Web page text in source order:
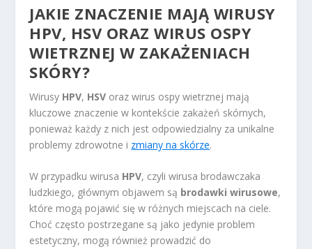
JAKIE ZNACZENIE MAJĄ WIRUSY
HPV, HSV ORAZ WIRUS OSPY
WIETRZNEJ W ZAKAŻENIACH
SKÓRY?
Wirusy HPV, HSV oraz wirus ospy wietrznej mają
kluczowe znaczenie w kontekście zakażeń skórnych,
ponieważ każdy z nich jest odpowiedzialny za unikalne
problemy zdrowotne i zmiany na skórze.
W przypadku wirusa HPV, czyli wirusa brodawczaka
ludzkiego, głównym objawem są brodawki wirusowe,
które mogą pojawić się w różnych miejscach na ciele.
Choć często postrzegane są jako jedynie problem
estetyczny, mogą również prowadzić do